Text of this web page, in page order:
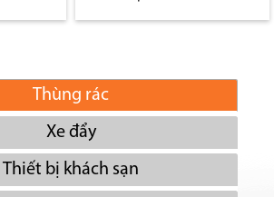
Thùng rác
Xe đẩy
Thiết bị khách sạn